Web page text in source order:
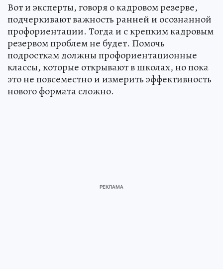
Вот и эксперты, говоря о кадровом резерве,
подчеркивают важность ранней и осознанной
профориентации. Тогда и с крепким кадровым
резервом проблем не будет. Помочь
подросткам должны профориентационные
классы, которые открывают в школах, но пока
это не повсеместно и измерить эффективность
нового формата сложно.